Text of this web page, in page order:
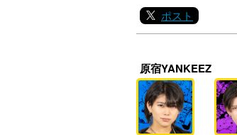
ポスト
原宿YANKEEZ